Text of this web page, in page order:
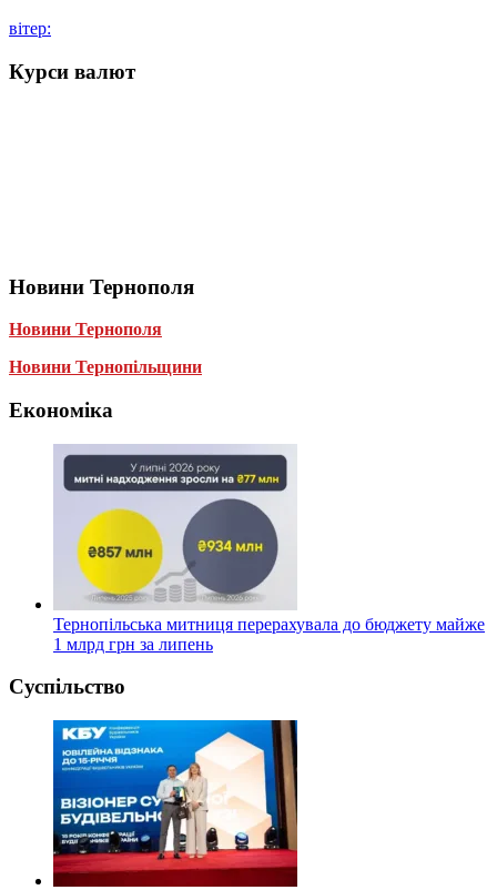
вітер:
Курси валют
Новини Тернополя
Новини Тернополя
Новини Тернопільщини
Економіка
Тернопільська митниця перерахувала до бюджету майже
1 млрд грн за липень
Суспільство